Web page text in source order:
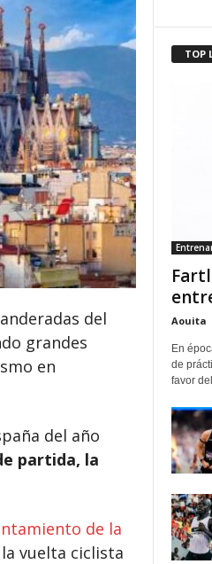
del
grandes
en
del año
partida, la
de la
vuelta ciclista
TOP
Aouita
En
de
favor